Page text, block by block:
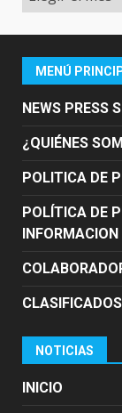
MENÚ
NEWS PRESS
¿QUIÉNES
POLITICA DE
POLÍTICA DE
INFORMACION
CLASIFICADOS
NOTICIAS
INICIO